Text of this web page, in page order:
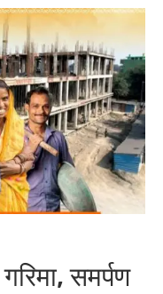
समर्पण